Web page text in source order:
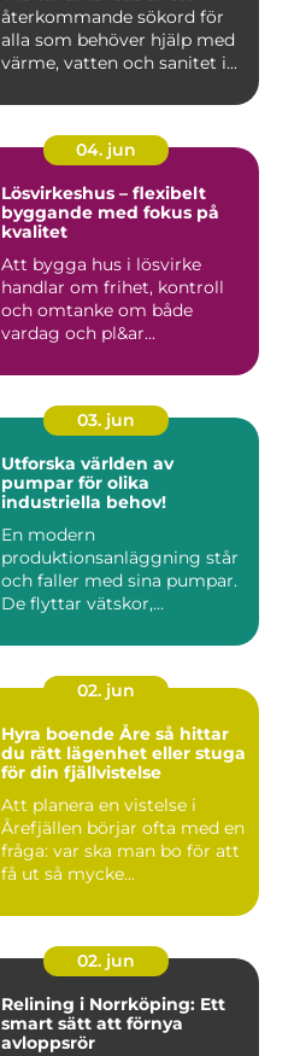
återkommande sökord för
alla som behöver hjälp med
värme, vatten och sanitet i...
04. jun
Lösvirkeshus – flexibelt
byggande med fokus på
kvalitet
Att bygga hus i lösvirke
handlar om frihet, kontroll
och omtanke om både
vardag och pl&ar...
03. jun
Utforska världen av
pumpar för olika
industriella behov!
En modern
produktionsanläggning står
och faller med sina pumpar.
De flyttar vätskor,...
02. jun
Hyra boende Åre så hittar
du rätt lägenhet eller stuga
för din fjällvistelse
Att planera en vistelse i
Årefjällen börjar ofta med en
fråga: var ska man bo för att
få ut så mycke...
02. jun
Relining i Norrköping: Ett
smart sätt att förnya
avloppsrör